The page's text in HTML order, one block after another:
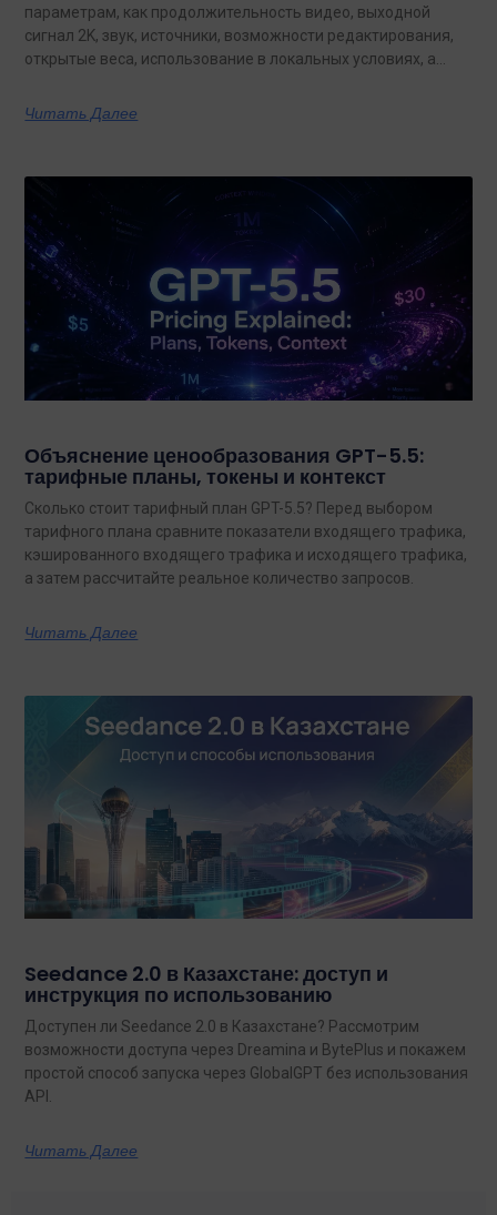
параметрам, как продолжительность видео, выходной
сигнал 2K, звук, источники, возможности редактирования,
открытые веса, использование в локальных условиях, а
конкретных задач на сегодняшний день.
Читать Далее
Объяснение ценообразования GPT-5.5:
тарифные планы, токены и контекст
Сколько стоит тарифный план GPT-5.5? Перед выбором
тарифного плана сравните показатели входящего трафика,
кэшированного входящего трафика и исходящего трафика,
а затем рассчитайте реальное количество запросов.
Читать Далее
Seedance 2.0 в Казахстане: доступ и
инструкция по использованию
Доступен ли Seedance 2.0 в Казахстане? Рассмотрим
возможности доступа через Dreamina и BytePlus и покажем
простой способ запуска через GlobalGPT без использования
API.
Читать Далее